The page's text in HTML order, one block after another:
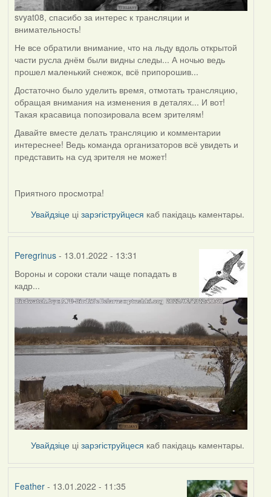
svyat08, спасибо за интерес к трансляции и
внимательность!
Не все обратили внимание, что на льду вдоль открытой
части русла днём были видны следы... А ночью ведь
прошел маленький снежок, всё припорошив...
Достаточно было уделить время, отмотать трансляцию,
обращая внимания на изменения в деталях... И вот!
Такая красавица попозировала всем зрителям!
Давайте вместе делать трансляцию и комментарии
интереснее! Ведь команда организаторов всё увидеть и
представить на суд зрителя не может!
Приятного просмотра!
Увайдзіце цізарэгіструйцеся каб пакідаць каментары.
Peregrinus- 13.01.2022 - 13:31
Вороны и сороки стали чаще попадать в
кадр...
Увайдзіце цізарэгіструйцеся каб пакідаць каментары.
Feather- 13.01.2022 - 11:35